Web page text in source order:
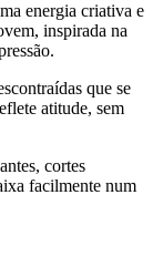
energia criativa e
inspirada na
que se
atitude, sem
cortes
facilmente num